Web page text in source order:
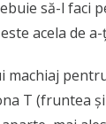
să-l faci
acela de
machiaj
T (fruntea